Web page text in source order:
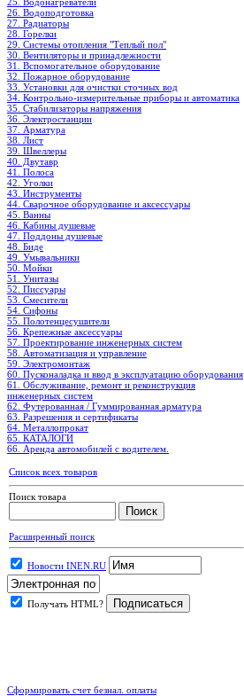
26. Водоподготовка
27. Радиаторы
28. Горелки
29. Системы отопления "Теплый пол"
30. Вентиляторы и принадлежности
31. Вспомогательное оборудование
32. Пожарное оборудование
33. Установки для очистки сточных вод
34. Контрольно-измерительные приборы и автоматика
35. Стабилизаторы напряжения
36. Электростанции
37. Арматура
38. Лист
39. Швеллеры
40. Двутавр
41. Полоса
42. Уголки
43. Инструменты
44. Сварочное оборудование и аксессуары
45. Ванны
46. Кабины душевые
47. Поддоны душевые
48. Биде
49. Умывальники
50. Мойки
51. Унитазы
52. Писсуары
53. Смесители
54. Сифоны
55. Полотенцесушители
56. Крепежные аксессуары
57. Проектирование инженерных систем
58. Автоматизация и управление
59. Электромонтаж
60. Пусконаладка и ввод в эксплуатацию оборудования
61. Обслуживание, ремонт и реконструкция
инженерных систем
62. Футерованная / Гуммированная арматура
63. Разрешения и сертификаты
64. Металлопрокат
65. КАТАЛОГИ
66. Аренда автомобилей с водителем.
Список всех товаров
Поиск товара
Расширенный поиск
Новости INEN.RU
Получать HTML?
Сформировать счет безнал. оплаты